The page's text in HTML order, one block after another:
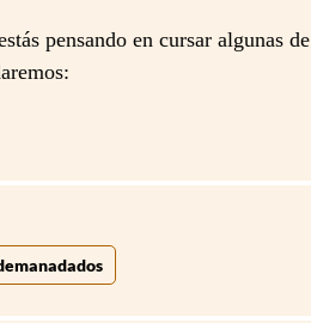
pensando en cursar algunas de